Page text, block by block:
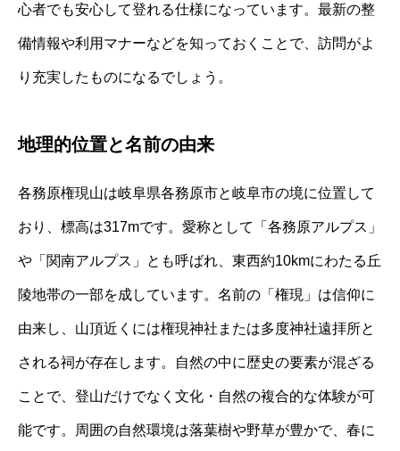
心者でも安心して登れる仕様になっています。最新の整
備情報や利用マナーなどを知っておくことで、訪問がよ
り充実したものになるでしょう。
地理的位置と名前の由来
各務原権現山は岐阜県各務原市と岐阜市の境に位置して
おり、標高は317mです。愛称として「各務原アルプス」
や「関南アルプス」とも呼ばれ、東西約10kmにわたる丘
陵地帯の一部を成しています。名前の「権現」は信仰に
由来し、山頂近くには権現神社または多度神社遠拝所と
される祠が存在します。自然の中に歴史の要素が混ざる
ことで、登山だけでなく文化・自然の複合的な体験が可
能です。周囲の自然環境は落葉樹や野草が豊かで、春に